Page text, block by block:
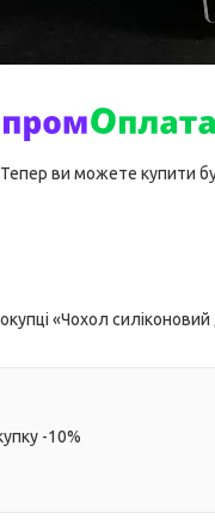
Тепер ви можете купити
«Чохол
-10%